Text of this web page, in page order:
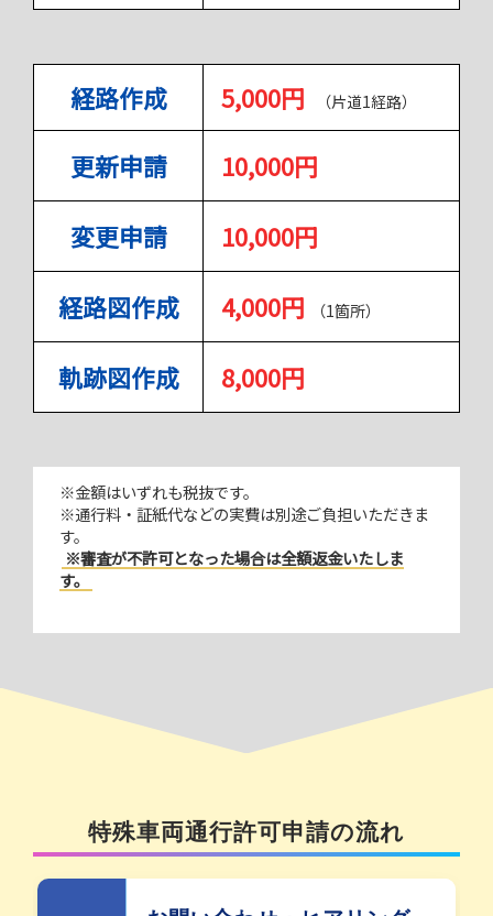
経路作成 5,000円 （片道1経路）
更新申請 10,000円
変更申請 10,000円
経路図作成 4,000円 （1箇所）
軌跡図作成 8,000円
※金額はいずれも税抜です。
※通行料・証紙代などの実費は別途ご負担いただきま
す。
※審査が不許可となった場合は全額返金いたしま
す。
特殊車両通行許可申請の流れ